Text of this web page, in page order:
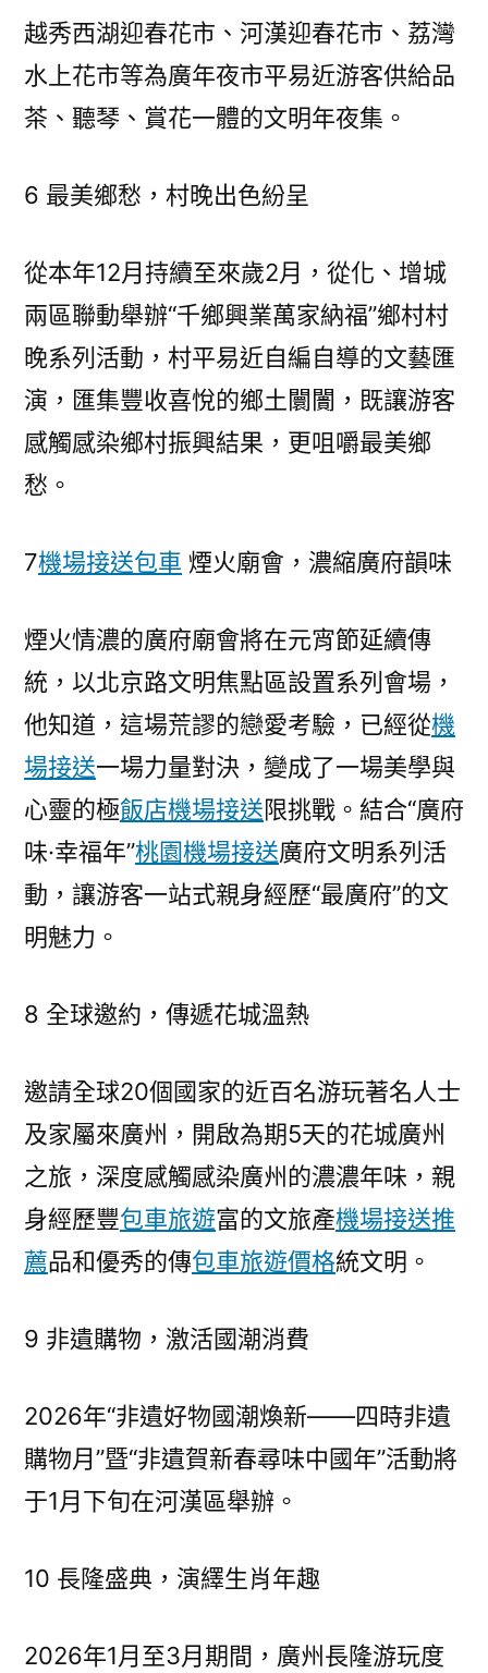
越秀西湖迎春花市、河漢迎春花市、荔灣
水上花市等為廣年夜市平易近游客供給品
茶、聽琴、賞花一體的文明年夜集。
6 最美鄉愁，村晚出色紛呈
從本年12月持續至來歲2月，從化、增城
兩區聯動舉辦“千鄉興業萬家納福”鄉村村
晚系列活動，村平易近自編自導的文藝匯
演，匯集豐收喜悅的鄉土闤闠，既讓游客
感觸感染鄉村振興結果，更咀嚼最美鄉
愁。
7機場接送包車 煙火廟會，濃縮廣府韻味
煙火情濃的廣府廟會將在元宵節延續傳
統，以北京路文明焦點區設置系列會場，
他知道，這場荒謬的戀愛考驗，已經從機
場接送一場力量對決，變成了一場美學與
心靈的極飯店機場接送限挑戰。結合“廣府
味·幸福年”桃園機場接送廣府文明系列活
動，讓游客一站式親身經歷“最廣府”的文
明魅力。
8 全球邀約，傳遞花城溫熱
邀請全球20個國家的近百名游玩著名人士
及家屬來廣州，開啟為期5天的花城廣州
之旅，深度感觸感染廣州的濃濃年味，親
身經歷豐包車旅遊富的文旅產機場接送推
薦品和優秀的傳包車旅遊價格統文明。
9 非遺購物，激活國潮消費
2026年“非遺好物國潮煥新——四時非遺
購物月”暨“非遺賀新春尋味中國年”活動將
于1月下旬在河漢區舉辦。
10 長隆盛典，演繹生肖年趣
2026年1月至3月期間，廣州長隆游玩度